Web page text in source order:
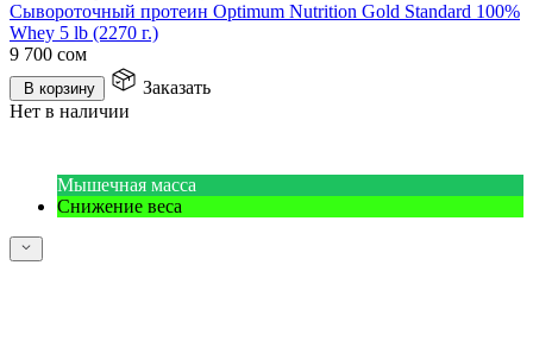
Сывороточный протеин Optimum Nutrition Gold Standard 100%
Whey 5 lb (2270 г.)
9 700 сом
В корзину
Заказать
Нет в наличии
Мышечная масса
Снижение веса